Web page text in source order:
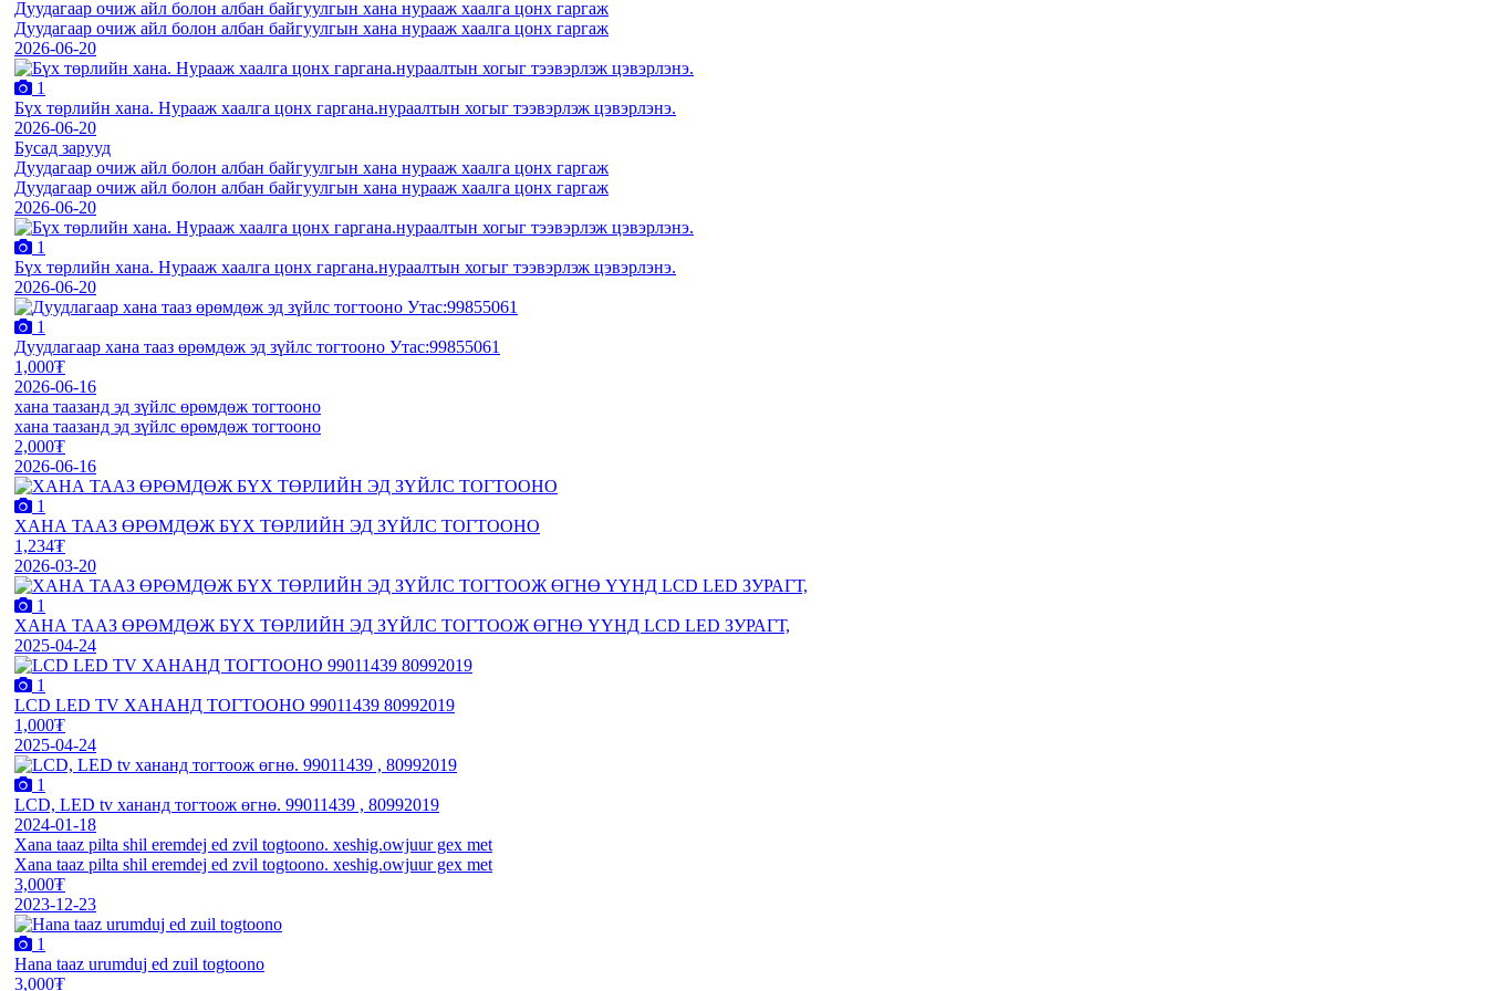
Дуудагаар очиж айл болон албан байгуулгын хана нурааж хаалга цонх гаргаж
Дуудагаар очиж айл болон албан байгуулгын хана нурааж хаалга цонх гаргаж
2026-06-20
1
Бүх төрлийн хана. Нурааж хаалга цонх гаргана.нураалтын хогыг тээвэрлэж цэвэрлэнэ.
2026-06-20
Бусад зарууд
Дуудагаар очиж айл болон албан байгуулгын хана нурааж хаалга цонх гаргаж
Дуудагаар очиж айл болон албан байгуулгын хана нурааж хаалга цонх гаргаж
2026-06-20
1
Бүх төрлийн хана. Нурааж хаалга цонх гаргана.нураалтын хогыг тээвэрлэж цэвэрлэнэ.
2026-06-20
1
Дуудлагаар хана тааз өрөмдөж эд зүйлс тогтооно Утас:99855061
1,000₮
2026-06-16
хана таазанд эд зүйлс өрөмдөж тогтооно
хана таазанд эд зүйлс өрөмдөж тогтооно
2,000₮
2026-06-16
1
ХАНА ТААЗ ӨРӨМДӨЖ БҮХ ТӨРЛИЙН ЭД ЗҮЙЛС ТОГТООНО
1,234₮
2026-03-20
1
ХАНА ТААЗ ӨРӨМДӨЖ БҮХ ТӨРЛИЙН ЭД ЗҮЙЛС ТОГТООЖ ӨГНӨ ҮҮНД LCD LED ЗУРАГТ,
2025-04-24
1
LCD LED TV ХАНАНД ТОГТООНО 99011439 80992019
1,000₮
2025-04-24
1
LCD, LED tv хананд тогтоож өгнө. 99011439 , 80992019
2024-01-18
Xana taaz pilta shil eremdej ed zvil togtoono. xeshig.owjuur gex met
Xana taaz pilta shil eremdej ed zvil togtoono. xeshig.owjuur gex met
3,000₮
2023-12-23
1
Hana taaz urumduj ed zuil togtoono
3,000₮